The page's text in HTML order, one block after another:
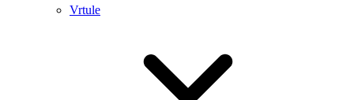
Vrtule